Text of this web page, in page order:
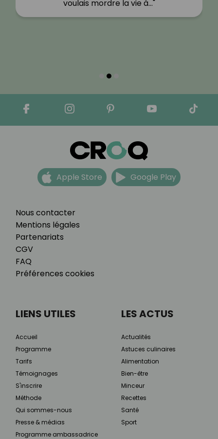
voulais mordre la vie à…"
Nous contacter
Mentions légales
Partenariats
CGV
FAQ
Préférences cookies
Apple Store Google Play
LIENS UTILES
Accueil
Programme
Tarifs
Témoignages
S'inscrire
Méthode
Qui sommes-nous
Presse & médias
Programme ambassadrice
LES ACTUS
Actualités
Astuces culinaires
Alimentation
Bien-être
Minceur
Recettes
Santé
Sport